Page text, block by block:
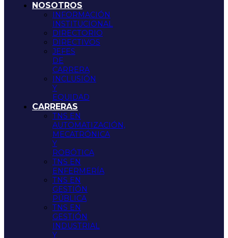
NOSOTROS
INFORMACIÓN
INSTITUCIONAL
DIRECTORIO
DIRECTIVOS
JEFES
DE
CARRERA
INCLUSIÓN
Y
EQUIDAD
CARRERAS
TNS EN
AUTOMATIZACIÓN,
MECATRÓNICA
Y
ROBÓTICA
TNS EN
ENFERMERÍA
TNS EN
GESTIÓN
PÚBLICA
TNS EN
GESTIÓN
INDUSTRIAL
Y